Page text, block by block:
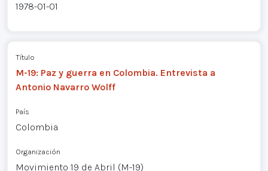
1978-01-01
Título
M-19: Paz y guerra en Colombia. Entrevista a
Antonio Navarro Wolff
País
Colombia
Organización
Movimiento 19 de Abril (M-19)